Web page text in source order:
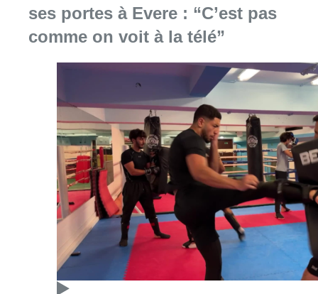
ses portes à Evere : “C’est pas
comme on voit à la télé”